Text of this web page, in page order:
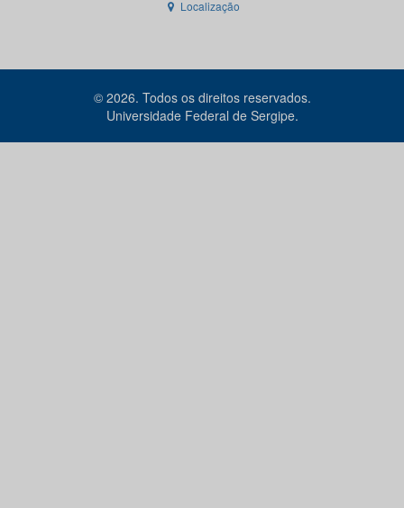
Localização
© 2026. Todos os direitos reservados.
Universidade Federal de Sergipe.